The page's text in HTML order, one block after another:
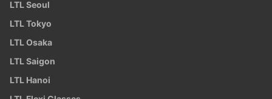
LTL Seoul
LTL Tokyo
LTL Osaka
LTL Saigon
LTL Hanoi